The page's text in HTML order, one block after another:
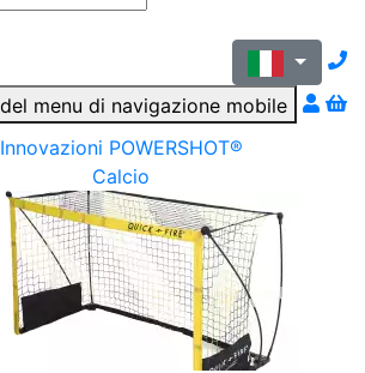
Innovazioni POWERSHOT®
Calcio